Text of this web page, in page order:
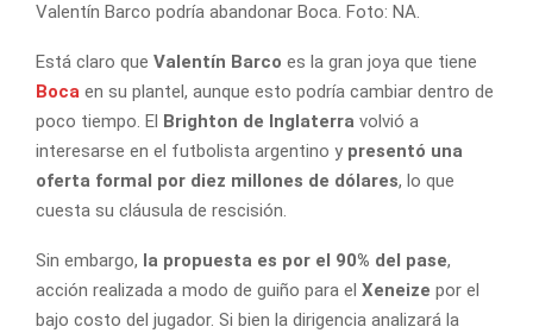
Valentín Barco podría abandonar Boca. Foto: NA.
Está claro que Valentín Barco es la gran joya que tiene
Boca en su plantel, aunque esto podría cambiar dentro de
poco tiempo. El Brighton de Inglaterra volvió a
interesarse en el futbolista argentino y presentó una
oferta formal por diez millones de dólares, lo que
cuesta su cláusula de rescisión.
Sin embargo, la propuesta es por el 90% del pase,
acción realizada a modo de guiño para el Xeneize por el
bajo costo del jugador. Si bien la dirigencia analizará la